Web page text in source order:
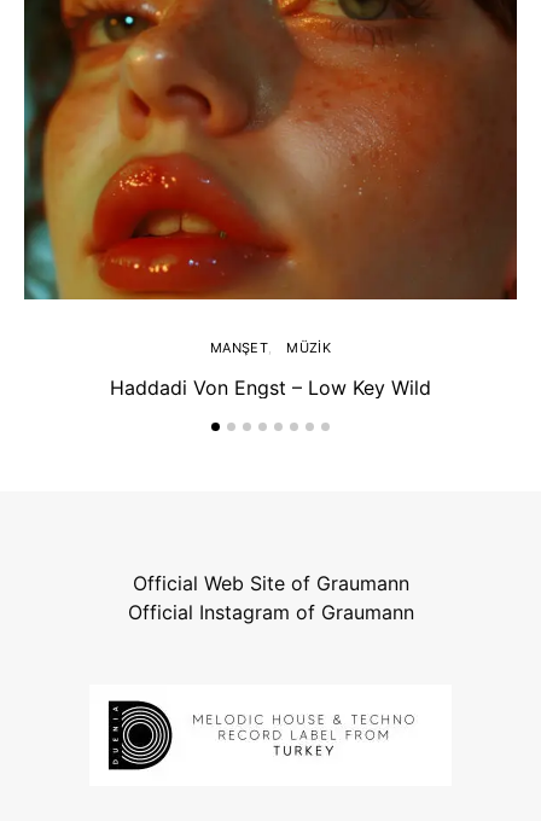
MANŞET MÜZIK
Haddadi Von Engst – Low Key Wild
Official Web Site of Graumann
Official Instagram of Graumann